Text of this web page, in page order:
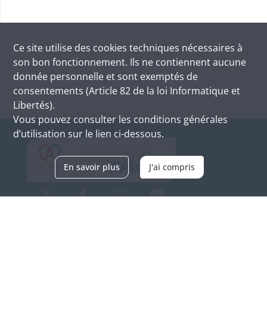
Ce site utilise des cookies techniques nécessaires à
son bon fonctionnement. Ils ne contiennent aucune
donnée personnelle et sont exemptés de
consentements (Article 82 de la loi Informatique et
Libertés).
Vous pouvez consulter les conditions générales
d’utilisation sur le lien ci-dessous.
En savoir plus J'ai compris